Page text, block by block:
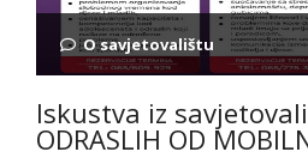
O savjetovalištu
Iskustva iz
ODRASLIH OD